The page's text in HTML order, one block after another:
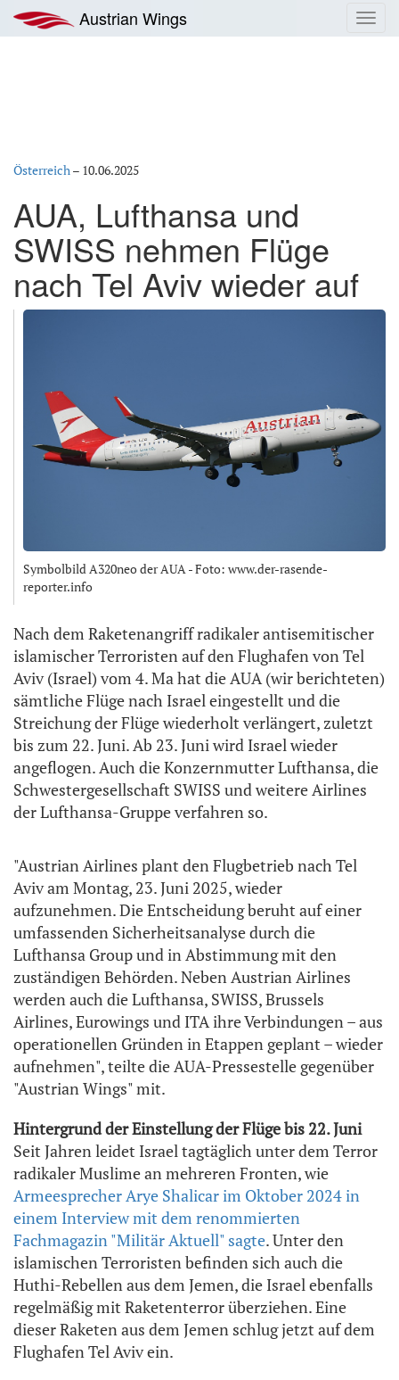
Inhalt
springen
Austrian Wings
Österreich– 10.06.2025
AUA, Lufthansa und
SWISS nehmen Flüge
nach Tel Aviv wieder auf
Symbolbild A320neo der AUA - Foto: www.der-rasende-
reporter.info
Nach dem Raketenangriff radikaler antisemitischer
islamischer Terroristen auf den Flughafen von Tel
Aviv (Israel) vom 4. Ma hat die AUA (wir berichteten)
sämtliche Flüge nach Israel eingestellt und die
Streichung der Flüge wiederholt verlängert, zuletzt
bis zum 22. Juni. Ab 23. Juni wird Israel wieder
angeflogen. Auch die Konzernmutter Lufthansa, die
Schwestergesellschaft SWISS und weitere Airlines
der Lufthansa-Gruppe verfahren so.
"Austrian Airlines plant den Flugbetrieb nach Tel
Aviv am Montag, 23. Juni 2025, wieder
aufzunehmen. Die Entscheidung beruht auf einer
umfassenden Sicherheitsanalyse durch die
Lufthansa Group und in Abstimmung mit den
zuständigen Behörden. Neben Austrian Airlines
werden auch die Lufthansa, SWISS, Brussels
Airlines, Eurowings und ITA ihre Verbindungen – aus
operationellen Gründen in Etappen geplant – wieder
aufnehmen", teilte die AUA-Pressestelle gegenüber
"Austrian Wings" mit.
Hintergrund der Einstellung der Flüge bis 22. Juni
Seit Jahren leidet Israel tagtäglich unter dem Terror
radikaler Muslime an mehreren Fronten, wie
Armeesprecher Arye Shalicar im Oktober 2024 in
einem Interview mit dem renommierten
Fachmagazin "Militär Aktuell" sagte. Unter den
islamischen Terroristen befinden sich auch die
Huthi-Rebellen aus dem Jemen, die Israel ebenfalls
regelmäßig mit Raketenterror überziehen. Eine
dieser Raketen aus dem Jemen schlug jetzt auf dem
Flughafen Tel Aviv ein.